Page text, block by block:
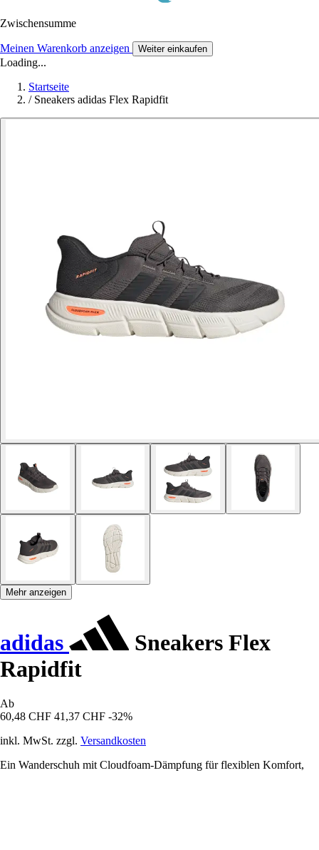
Zwischensumme
Meinen Warenkorb anzeigen Weiter einkaufen
Loading...
Startseite
/ Sneakers adidas Flex Rapidfit
Mehr anzeigen
adidas
Sneakers Flex
Rapidfit
Ab
60,48 CHF 41,37 CHF -32%
inkl. MwSt. zzgl. Versandkosten
Ein Wanderschuh mit Cloudfoam-Dämpfung für flexiblen Komfort,